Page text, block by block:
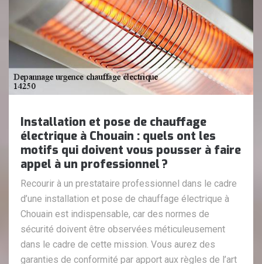
Installation et pose de chauffage
électrique à Chouain : quels ont les
motifs qui doivent vous pousser à faire
appel à un professionnel ?
Recourir à un prestataire professionnel dans le cadre
d’une installation et pose de chauffage électrique à
Chouain est indispensable, car des normes de
sécurité doivent être observées méticuleusement
dans le cadre de cette mission. Vous aurez des
garanties de conformité par apport aux règles de l’art